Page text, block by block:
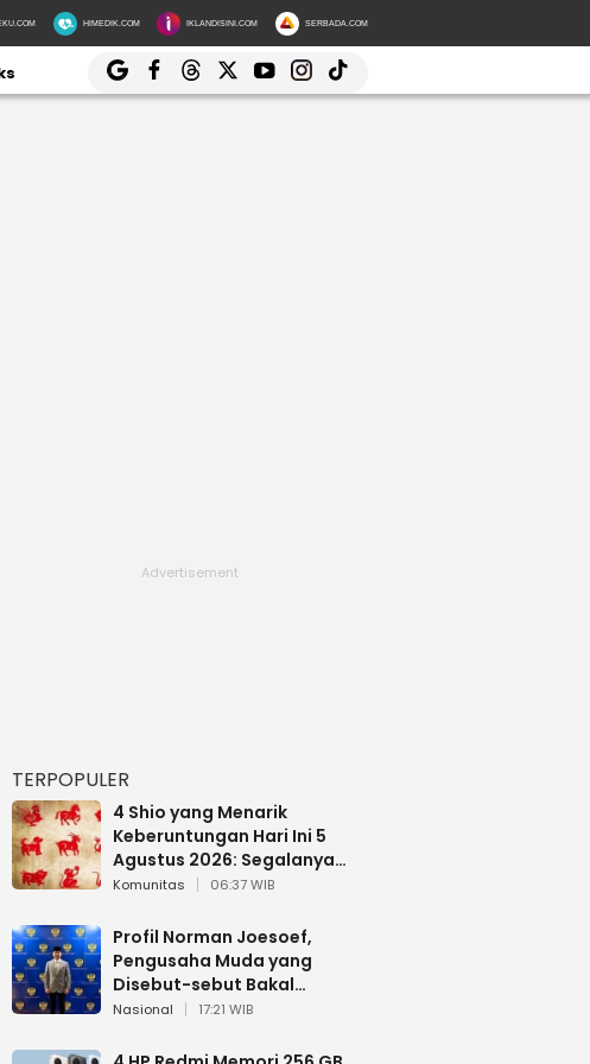
HIMEDIK.COM IKLANDISINI.COM SERBADA.COM
TERPOPULER
4 Shio yang Menarik
Keberuntungan Hari Ini 5
Agustus 2026: Segalanya
Berjalan Lancar
Komunitas 06:37 WIB
Profil Norman Joesoef,
Pengusaha Muda yang
Disebut-sebut Bakal
Dilantik Jadi Wamenhan RI
Nasional 17:21 WIB